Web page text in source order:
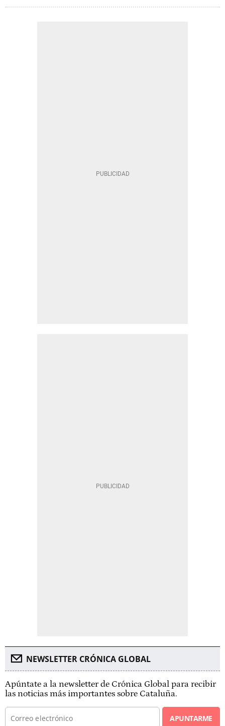
NEWSLETTER CRÓNICA GLOBAL
Apúntate a la newsletter de Crónica Global para recibir
las noticias más importantes sobre Cataluña.
APUNTARME